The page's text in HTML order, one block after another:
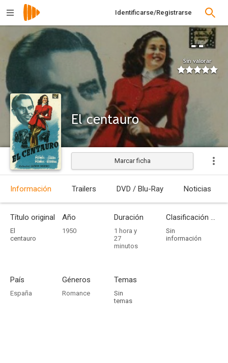
Identificarse/Registrarse
--
Sin valorar
El centauro
Estrenada
Marcar ficha
Información Trailers DVD / Blu-Ray Noticias
Título original
El
centauro
Año
1950
Duración
1 hora y
27
minutos
Clasificación por edades
Sin
información
País
España
Géneros
Romance
Temas
Sin
temas